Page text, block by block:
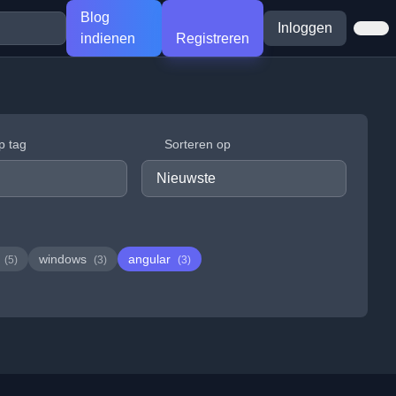
Blog
indienen
Registreren
Inloggen
tag Sorteren op
(5) windows (3) angular (3)